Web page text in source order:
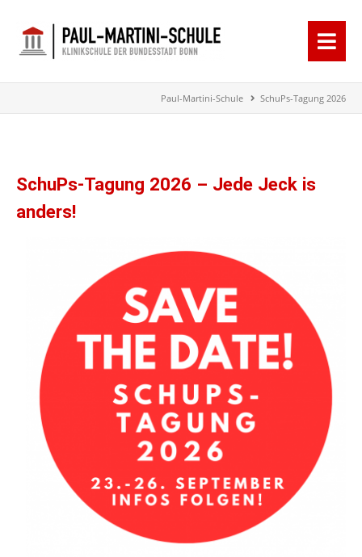
Paul-Martini-Schule SchuPs-Tagung 2026
SchuPs-Tagung 2026 – Jede Jeck is
anders!